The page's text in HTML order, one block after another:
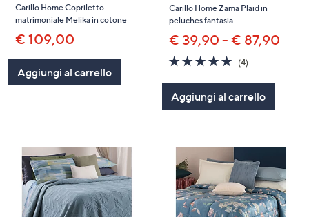
Carillo Home Copriletto
matrimoniale Melika in cotone
€ 109,00
Aggiungi al carrello
Carillo Home Zama Plaid in
peluches fantasia
€ 39,90 - € 87,90
5.0
of
5
Stars
(4)
Aggiungi al carrello